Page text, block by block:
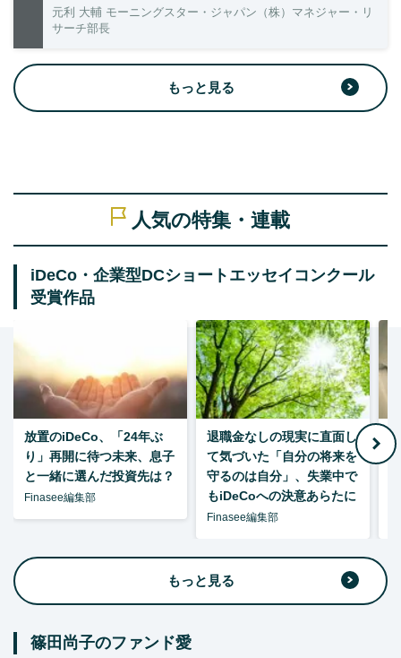
元利 大輔 モーニングスター・ジャパン（株）マネジャー・リ
サーチ部長
もっと見る
人気の特集・連載
iDeCo・企業型DCショートエッセイコンクール
受賞作品
放置のiDeCo、「24年ぶ
り」再開に待つ未来、息子
と一緒に選んだ投資先は？
Finasee編集部
退職金なしの現実に直面し
て気づいた「自分の将来を
守るのは自分」、失業中で
もiDeCoへの決意あらたに
Finasee編集部
もっと見る
篠田尚子のファンド愛